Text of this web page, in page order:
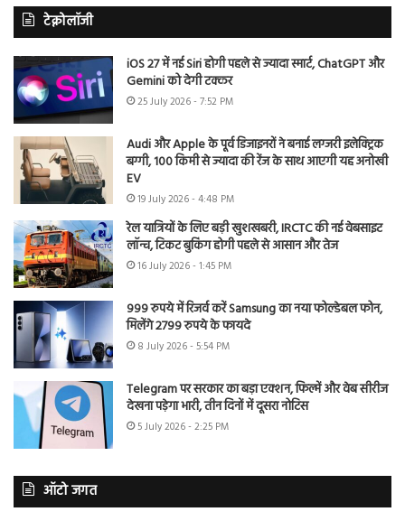
टेक्नोलॉजी
iOS 27 में नई Siri होगी पहले से ज्यादा स्मार्ट, ChatGPT और
Gemini को देगी टक्कर
25 July 2026 - 7:52 PM
Audi और Apple के पूर्व डिजाइनरों ने बनाई लग्जरी इलेक्ट्रिक
बग्गी, 100 किमी से ज्यादा की रेंज के साथ आएगी यह अनोखी
EV
19 July 2026 - 4:48 PM
रेल यात्रियों के लिए बड़ी खुशखबरी, IRCTC की नई वेबसाइट
लॉन्च, टिकट बुकिंग होगी पहले से आसान और तेज
16 July 2026 - 1:45 PM
999 रुपये में रिजर्व करें Samsung का नया फोल्डेबल फोन,
मिलेंगे 2799 रुपये के फायदे
8 July 2026 - 5:54 PM
Telegram पर सरकार का बड़ा एक्शन, फिल्में और वेब सीरीज
देखना पड़ेगा भारी, तीन दिनों में दूसरा नोटिस
5 July 2026 - 2:25 PM
ऑटो जगत